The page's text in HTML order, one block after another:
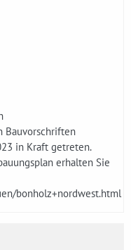
Bauvorschriften
in Kraft getreten.
erhalten Sie
bonholz+nordwest.html